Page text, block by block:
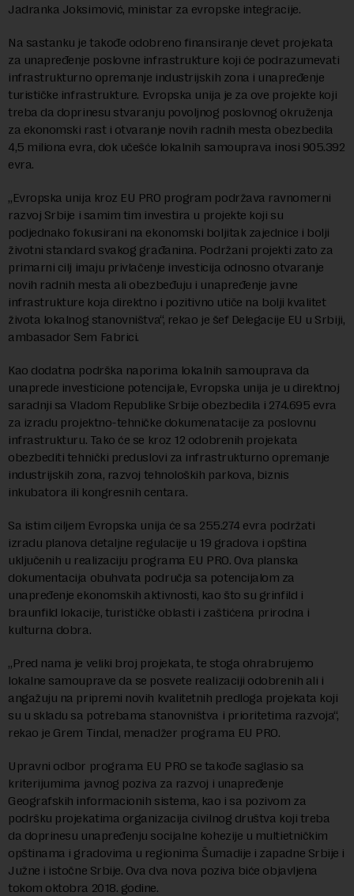
Jadranka Joksimović, ministar za evropske integracije.
Na sastanku je takođe odobreno finansiranje devet projekata
za unapređenje poslovne infrastrukture koji će podrazumevati
infrastrukturno opremanje industrijskih zona i unapređenje
turističke infrastrukture. Evropska unija je za ove projekte koji
treba da doprinesu stvaranju povoljnog poslovnog okruženja
za ekonomski rast i otvaranje novih radnih mesta obezbedila
4,5 miliona evra, dok učešće lokalnih samouprava inosi 905.392
evra.
„Evropska unija kroz EU PRO program podržava ravnomerni
razvoj Srbije i samim tim investira u projekte koji su
podjednako fokusirani na ekonomski boljitak zajednice i bolji
životni standard svakog građanina. Podržani projekti zato za
primarni cilj imaju privlačenje investicija odnosno otvaranje
novih radnih mesta ali obezbeđuju i unapređenje javne
infrastrukture koja direktno i pozitivno utiče na bolji kvalitet
života lokalnog stanovništva“, rekao je šef Delegacije EU u Srbiji,
ambasador Sem Fabrici.
Kao dodatna podrška naporima lokalnih samouprava da
unaprede investicione potencijale, Evropska unija je u direktnoj
saradnji sa Vladom Republike Srbije obezbedila i 274.695 evra
za izradu projektno-tehničke dokumenatacije za poslovnu
infrastrukturu. Tako će se kroz 12 odobrenih projekata
obezbediti tehnički preduslovi za infrastrukturno opremanje
industrijskih zona, razvoj tehnoloških parkova, biznis
inkubatora ili kongresnih centara.
Sa istim ciljem Evropska unija će sa 255.274 evra podržati
izradu planova detaljne regulacije u 19 gradova i opština
uključenih u realizaciju programa EU PRO. Ova planska
dokumentacija obuhvata područja sa potencijalom za
unapređenje ekonomskih aktivnosti, kao što su grinfild i
braunfild lokacije, turističke oblasti i zaštićena prirodna i
kulturna dobra.
„Pred nama je veliki broj projekata, te stoga ohrabrujemo
lokalne samouprave da se posvete realizaciji odobrenih ali i
angažuju na pripremi novih kvalitetnih predloga projekata koji
su u skladu sa potrebama stanovništva i prioritetima razvoja“,
rekao je Grem Tindal, menadžer programa EU PRO.
Upravni odbor programa EU PRO se takođe saglasio sa
kriterijumima javnog poziva za razvoj i unapređenje
Geografskih informacionih sistema, kao i sa pozivom za
podršku projekatima organizacija civilnog društva koji treba
da doprinesu unapređenju socijalne kohezije u multietničkim
opštinama i gradovima u regionima Šumadije i zapadne Srbije i
Južne i istočne Srbije. Ova dva nova poziva biće objavljena
tokom oktobra 2018. godine.